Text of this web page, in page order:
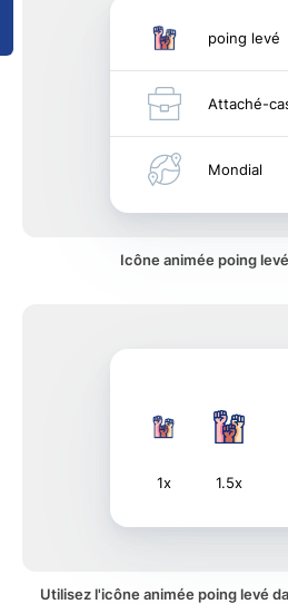
poing levé
Attaché-
Mondial
Icône animée poing
1x 1.5x
Utilisez l'icône animée poing levé